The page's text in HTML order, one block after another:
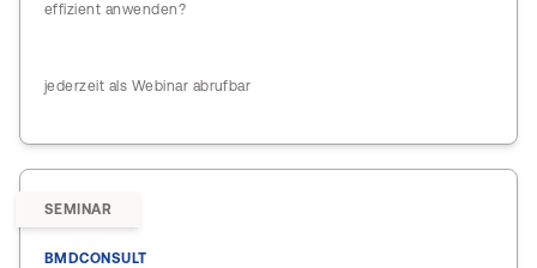
effizient anwenden?
jederzeit als Webinar abrufbar
SEMINAR
BMDCONSULT